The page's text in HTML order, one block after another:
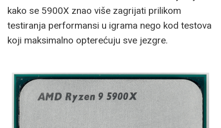
kako se 5900X znao više zagrijati prilikom
testiranja performansi u igrama nego kod testova
koji maksimalno opterećuju sve jezgre.